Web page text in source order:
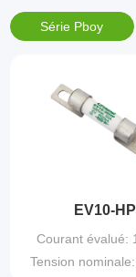
Série Pboy
EV10-HP
Courant évalué:
Tension